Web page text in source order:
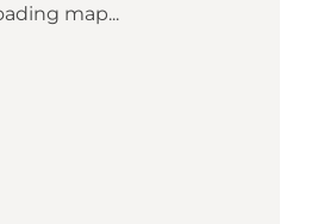
map...